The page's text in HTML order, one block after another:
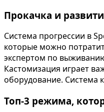
Прокачка и
Система прогрессии в
которые можно
экспертом по
Кастомизация играет
оборудование. Система
Топ-3 режима,